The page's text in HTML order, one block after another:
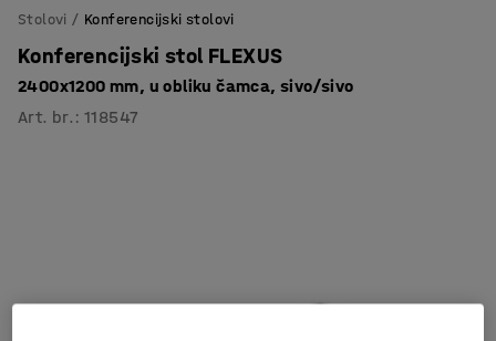
Stolovi Konferencijski stolovi
Konferencijski stol FLEXUS
2400x1200 mm, u obliku čamca, sivo/sivo
Art. br. :118547